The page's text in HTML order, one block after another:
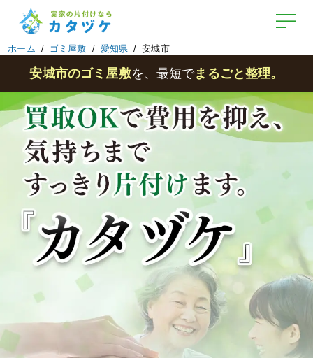
ホーム ゴミ屋敷 愛知県 安城市
安城市のゴミ屋敷を、最短でまるごと整理。